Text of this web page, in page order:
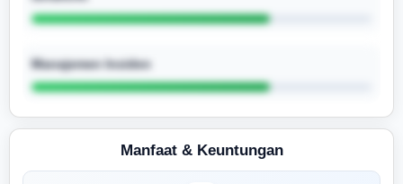
Manajemen Insiden
Manfaat & Keuntungan